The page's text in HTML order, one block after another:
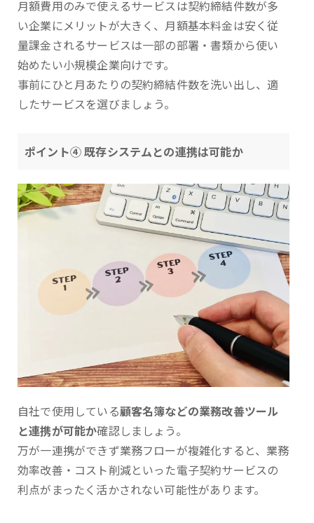
月額費用のみで使えるサービスは契約締結件数が多
い企業にメリットが大きく、月額基本料金は安く従
量課金されるサービスは一部の部署・書類から使い
始めたい小規模企業向けです。
事前にひと月あたりの契約締結件数を洗い出し、適
したサービスを選びましょう。
ポイント④ 既存システムとの連携は可能か
自社で使用している顧客名簿などの業務改善ツール
と連携が可能か確認しましょう。
万が一連携ができず業務フローが複雑化すると、業務
効率改善・コスト削減といった電子契約サービスの
利点がまったく活かされない可能性があります。